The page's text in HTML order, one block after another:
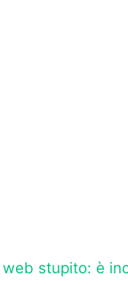
stupito: è